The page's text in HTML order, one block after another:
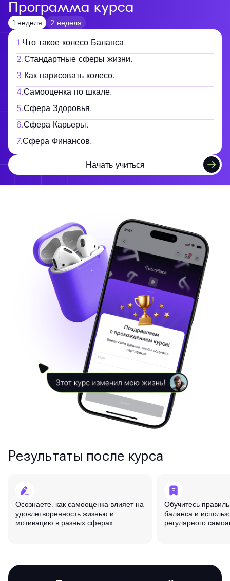
Программа курса
1 неделя 2 неделя
1.Что такое колесо Баланса.
2.Стандартные сферы жизни.
3.Как нарисовать колесо.
4.Самооценка по шкале.
5.Сфера Здоровья.
6.Сфера Карьеры.
7.Сфера Финансов.
Начать учиться
Результаты после курса
Осознаете, как самооценка влияет на
удовлетворенность жизнью и
мотивацию в разных сферах
Обучитесь
баланса и
регулярного